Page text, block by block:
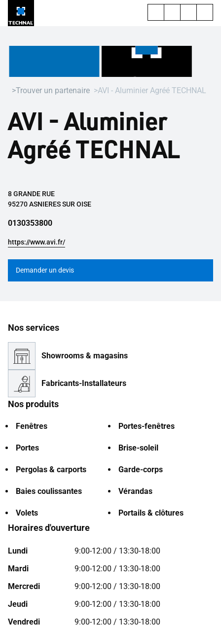
Trouver un partenaire AVI - Aluminier Agréé TECHNAL
AVI - Aluminier
Agréé TECHNAL
8 GRANDE RUE
95270 ASNIERES SUR OISE
0130353800
https://www.avi.fr/
Demander un devis
Nos services
Showrooms & magasins
Fabricants-Installateurs
Nos produits
Fenêtres Portes-fenêtres
Portes Brise-soleil
Pergolas & carports Garde-corps
Baies coulissantes Vérandas
Volets Portails & clôtures
Horaires d'ouverture
Lundi
9:00-12:00 / 13:30-18:00
Mardi
9:00-12:00 / 13:30-18:00
Mercredi
9:00-12:00 / 13:30-18:00
Jeudi
9:00-12:00 / 13:30-18:00
Vendredi
9:00-12:00 / 13:30-18:00